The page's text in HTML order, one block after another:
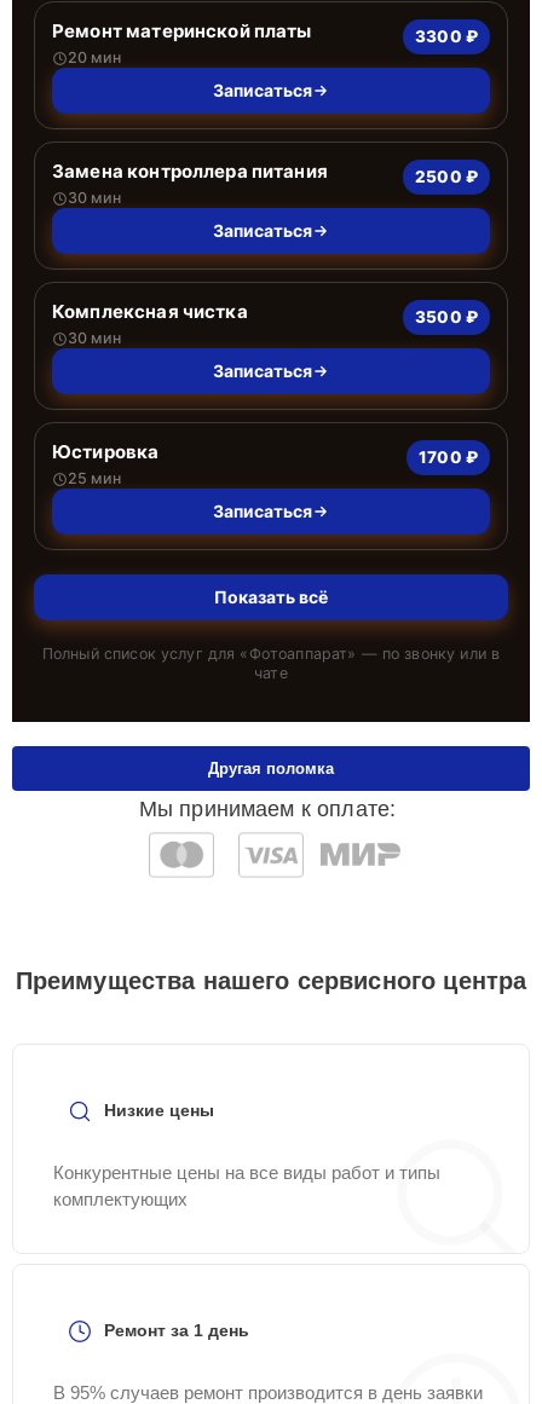
Ремонт материнской платы
20 мин
3300 ₽
Записаться
Замена контроллера питания
30 мин
2500 ₽
Записаться
Комплексная чистка
30 мин
3500 ₽
Записаться
Юстировка
25 мин
1700 ₽
Записаться
Показать всё
Полный список услуг для « Фотоаппарат» — по звонку или в
чате
Мы принимаем к оплате:
Другая поломка
Преимущества нашего сервисного центра
Низкие цены
Конкурентные цены на все виды работ и типы
комплектующих
Ремонт за 1 день
В 95% случаев ремонт производится в день заявки